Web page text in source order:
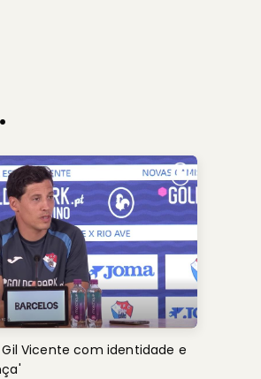
Gil Vicente com identidade e